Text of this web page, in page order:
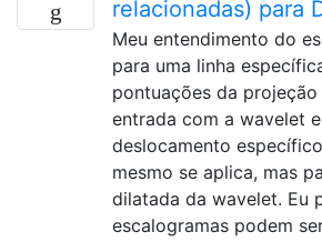
relacionadas) para
Meu entendimento do
para uma linha
pontuações da
entrada com a wavelet
deslocamento
mesmo se aplica, mas
dilatada da wavelet. Eu
escalogramas podem